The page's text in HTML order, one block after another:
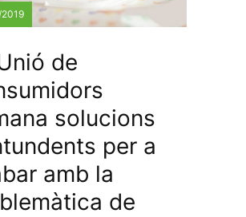
de
solucions
per a
amb la
de